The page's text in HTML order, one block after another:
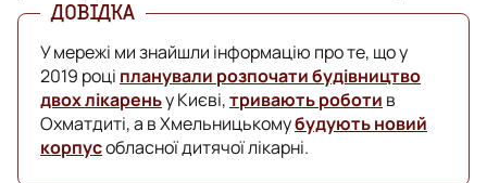
У мережі ми знайшли інформацію про те, що у
2019 році планували розпочати будівництво
двох лікареньу Києві,тривають роботи в
Охматдиті, а в Хмельницькомубудують новий
корпусобласної дитячої лікарні.